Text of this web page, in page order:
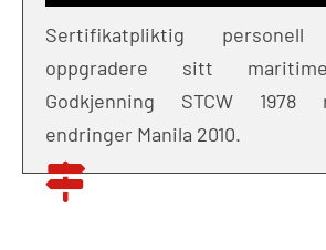
Sertifikatpliktig
oppgradere sitt
Godkjenning STCW 1978
endringer Manila 2010.